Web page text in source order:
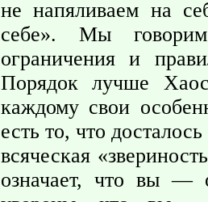
не напяливаем на
себе». Мы
ограничения и
Порядок лучше
каждому свои
есть то, что
всяческая
означает, что вы —